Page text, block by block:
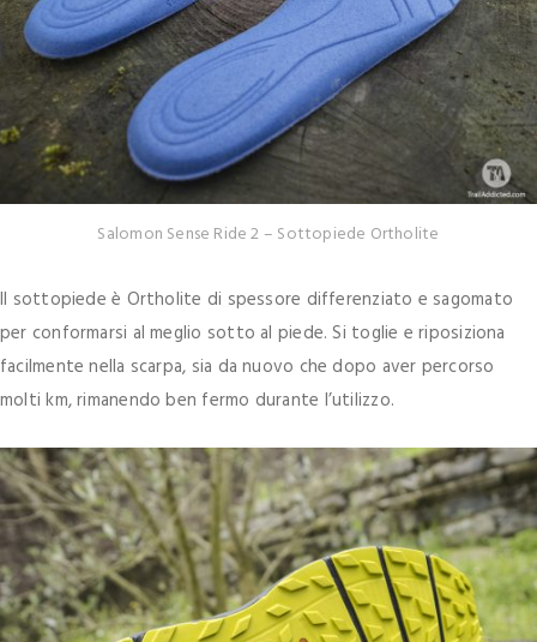
Salomon Sense Ride 2 – Sottopiede Ortholite
Il sottopiede è Ortholite di spessore differenziato e sagomato
per conformarsi al meglio sotto al piede. Si toglie e riposiziona
facilmente nella scarpa, sia da nuovo che dopo aver percorso
molti km, rimanendo ben fermo durante l’utilizzo.